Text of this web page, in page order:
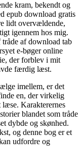
kram, bekendt og
epub download gratis
lidt overvældende,
igennem hos mig.
af download tab
e-bøger online
der forblev i mit
færdig læst.
imellem, er det
en, der virkelig
Karakterernes
blandet som tråde
dybde og skønhed.
og denne bog er et
udfordre og